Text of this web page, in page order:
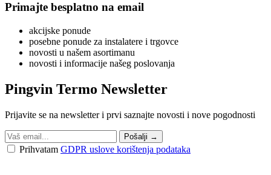
Primajte besplatno na email
akcijske ponude
posebne ponude za instalatere i trgovce
novosti u našem asortimanu
novosti i informacije našeg poslovanja
Pingvin Termo Newsletter
Prijavite se na newsletter i prvi saznajte novosti i nove pogodnosti
Pošalji →
Prihvatam GDPR uslove korištenja podataka